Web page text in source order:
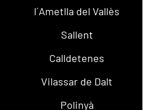
l´Ametlla del Vallès
Sallent
Calldetenes
Vilassar de Dalt
Polinyà